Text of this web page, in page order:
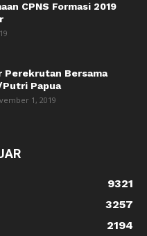
CPNS Formasi 2019
Perekrutan Bersama
Papua
1, 2019
9321
3257
2194